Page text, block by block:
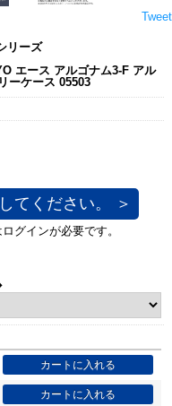
Tweet
リーズ
エース アルゴナム3-F アル
ーケース 05503
てください。 ＞